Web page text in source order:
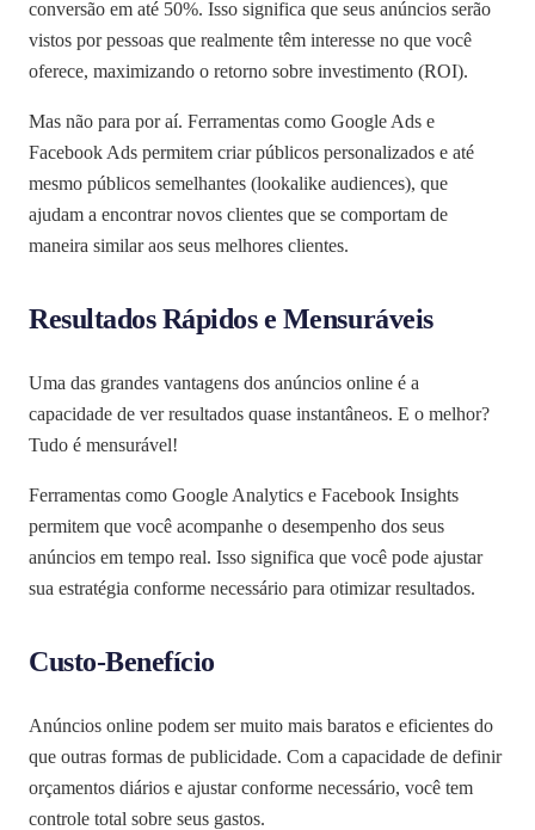
conversão em até 50%. Isso significa que seus anúncios serão
vistos por pessoas que realmente têm interesse no que você
oferece, maximizando o retorno sobre investimento (ROI).
Mas não para por aí. Ferramentas como Google Ads e
Facebook Ads permitem criar públicos personalizados e até
mesmo públicos semelhantes (lookalike audiences), que
ajudam a encontrar novos clientes que se comportam de
maneira similar aos seus melhores clientes.
Resultados Rápidos e Mensuráveis
Uma das grandes vantagens dos anúncios online é a
capacidade de ver resultados quase instantâneos. E o melhor?
Tudo é mensurável!
Ferramentas como Google Analytics e Facebook Insights
permitem que você acompanhe o desempenho dos seus
anúncios em tempo real. Isso significa que você pode ajustar
sua estratégia conforme necessário para otimizar resultados.
Custo-Benefício
Anúncios online podem ser muito mais baratos e eficientes do
que outras formas de publicidade. Com a capacidade de definir
orçamentos diários e ajustar conforme necessário, você tem
controle total sobre seus gastos.